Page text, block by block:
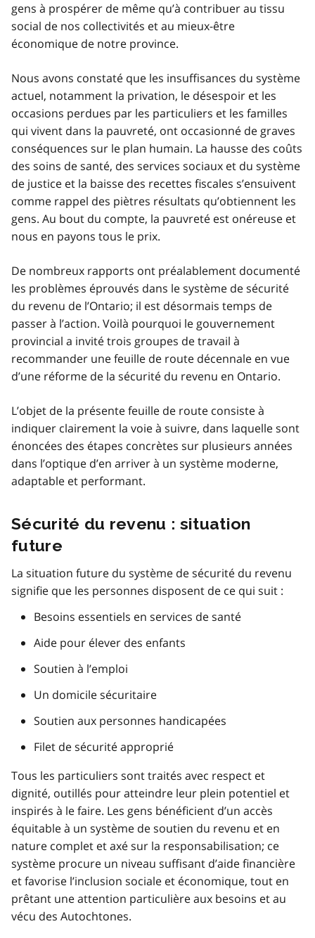
gens à prospérer de même qu’à contribuer au tissu
social de nos collectivités et au mieux-être
économique de notre province.
Nous avons constaté que les insuffisances du système
actuel, notamment la privation, le désespoir et les
occasions perdues par les particuliers et les familles
qui vivent dans la pauvreté, ont occasionné de graves
conséquences sur le plan humain. La hausse des coûts
des soins de santé, des services sociaux et du système
de justice et la baisse des recettes fiscales s’ensuivent
comme rappel des piètres résultats qu’obtiennent les
gens. Au bout du compte, la pauvreté est onéreuse et
nous en payons tous le prix.
De nombreux rapports ont préalablement documenté
les problèmes éprouvés dans le système de sécurité
du revenu de l’Ontario; il est désormais temps de
passer à l’action. Voilà pourquoi le gouvernement
provincial a invité trois groupes de travail à
recommander une feuille de route décennale en vue
d’une réforme de la sécurité du revenu en Ontario.
L’objet de la présente feuille de route consiste à
indiquer clairement la voie à suivre, dans laquelle sont
énoncées des étapes concrètes sur plusieurs années
dans l’optique d’en arriver à un système moderne,
adaptable et performant.
Sécurité du revenu : situation
future
La situation future du système de sécurité du revenu
signifie que les personnes disposent de ce qui suit :
Besoins essentiels en services de santé
Aide pour élever des enfants
Soutien à l’emploi
Un domicile sécuritaire
Soutien aux personnes handicapées
Filet de sécurité approprié
Tous les particuliers sont traités avec respect et
dignité, outillés pour atteindre leur plein potentiel et
inspirés à le faire. Les gens bénéficient d’un accès
équitable à un système de soutien du revenu et en
nature complet et axé sur la responsabilisation; ce
système procure un niveau suffisant d’aide financière
et favorise l’inclusion sociale et économique, tout en
prêtant une attention particulière aux besoins et au
vécu des Autochtones.